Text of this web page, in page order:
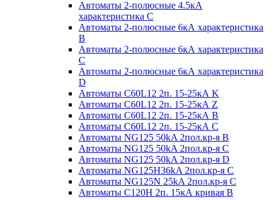
Автоматы 2-полюсные 4.5кА
характеристика С
Автоматы 2-полюсные 6кА характеристика
B
Автоматы 2-полюсные 6кА характеристика
C
Автоматы 2-полюсные 6кА характеристика
D
Автоматы C60L12 2п. 15-25кА K
Автоматы C60L12 2п. 15-25кА Z
Автоматы C60L12 2п. 15-25кА B
Автоматы C60L12 2п. 15-25кА C
Автоматы NG125 50kA 2пол.кр-я B
Автоматы NG125 50kA 2пол.кр-я C
Автоматы NG125 50kA 2пол.кр-я D
Автоматы NG125H36kA 2пол.кр-я C
Автоматы NG125N 25kA 2пол.кр-я C
Автоматы С120H 2п. 15кА кривая B